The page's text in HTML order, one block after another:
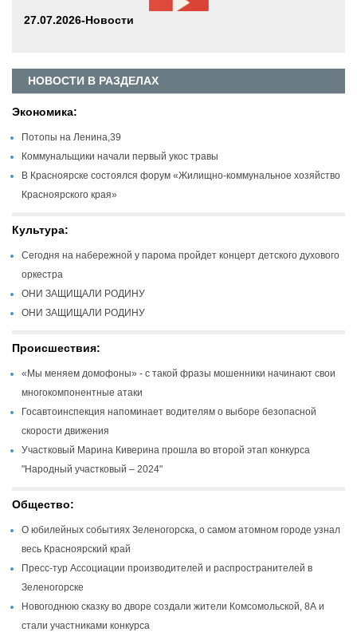
27.07.2026-Новости
НОВОСТИ В РАЗДЕЛАХ
Экономика:
Потопы на Ленина,39
Коммунальщики начали первый укос травы
В Красноярске состоялся форум «Жилищно-коммунальное хозяйство
Красноярского края»
Культура:
Сегодня на набережной у парома пройдет концерт детского духового
оркестра
ОНИ ЗАЩИЩАЛИ РОДИНУ
ОНИ ЗАЩИЩАЛИ РОДИНУ
Происшествия:
«Мы меняем домофоны» - с такой фразы мошенники начинают свои
многокомпонентные атаки
Госавтоинспекция напоминает водителям о выборе безопасной
скорости движения
Участковый Марина Киверина прошла во второй этап конкурса
"Народный участковый – 2024"
Общество:
О юбилейных событиях Зеленогорска, о самом атомном городе узнал
весь Красноярский край
Пресс-тур Ассоциации производителей и распространителей в
Зеленогорске
Новогоднюю сказку во дворе создали жители Комсомольской, 8А и
стали участниками конкурса